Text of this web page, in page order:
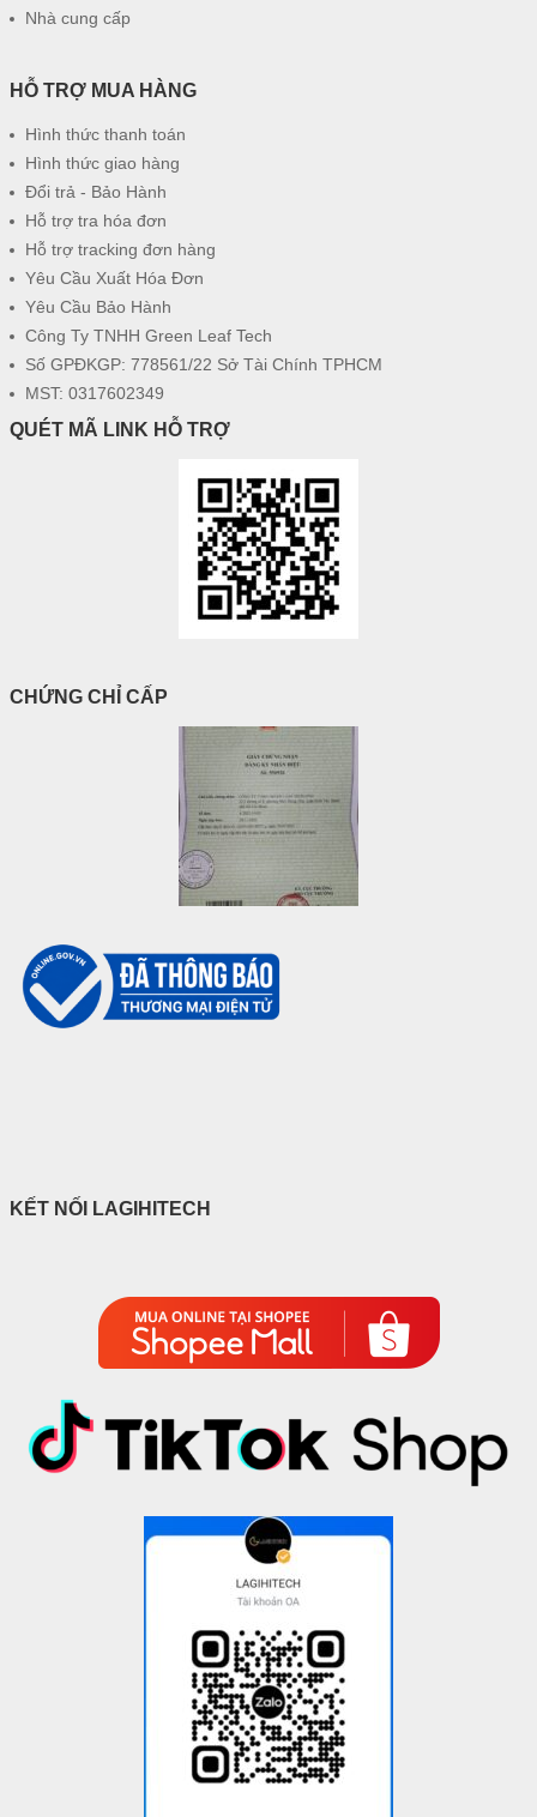
Nhà cung cấp
HỖ TRỢ MUA HÀNG
Hình thức thanh toán
Hình thức giao hàng
Đổi trả - Bảo Hành
Hỗ trợ tra hóa đơn
Hỗ trợ tracking đơn hàng
Yêu Cầu Xuất Hóa Đơn
Yêu Cầu Bảo Hành
Công Ty TNHH Green Leaf Tech
Số GPĐKGP: 778561/22 Sở Tài Chính TPHCM
MST: 0317602349
QUÉT MÃ LINK HỖ TRỢ
CHỨNG CHỈ CẤP
KẾT NỐI LAGIHITECH